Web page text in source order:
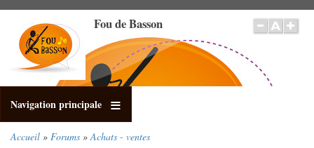
contenu
principal
Fou de Basson
Navigation principale
Accueil Forums Achats - ventes